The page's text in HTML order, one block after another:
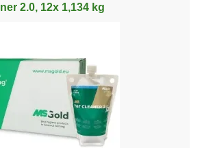
2.0, 12x 1,134 kg